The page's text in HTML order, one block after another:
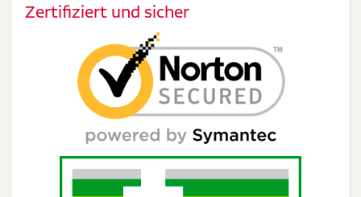
Zertifiziert und sicher